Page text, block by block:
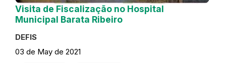
Visita de Fiscalização no Hospital
Municipal Barata Ribeiro
DEFIS
03 de May de 2021